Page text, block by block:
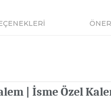
| İsme Özel